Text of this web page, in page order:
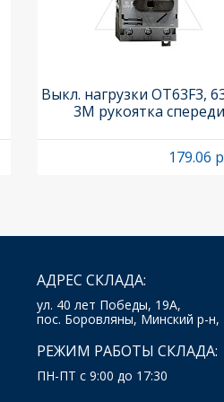
Выкл. нагрузки OT63F3,
3M рукоятка спереди
179.06
АДРЕС СКЛАДА:
ул. 40 лет Победы, 19А,
пос. Боровляны, Минский р-н,
РЕЖИМ РАБОТЫ СКЛАДА:
ПН-ПТ с 9:00 до 17:30